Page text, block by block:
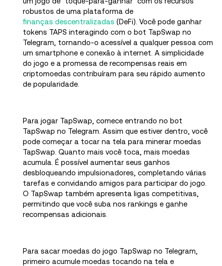
robustos de uma plataforma de
finanças descentralizadas (DeFi). Você pode ganhar
tokens TAPS interagindo com o bot TapSwap no
Telegram, tornando-o acessível a qualquer pessoa com
um smartphone e conexão à internet. A simplicidade
do jogo e a promessa de recompensas reais em
criptomoedas contribuíram para seu rápido aumento
de popularidade.
Para jogar TapSwap, comece entrando no bot
TapSwap no Telegram. Assim que estiver dentro, você
pode começar a tocar na tela para minerar moedas
TapSwap. Quanto mais você toca, mais moedas
acumula. É possível aumentar seus ganhos
desbloqueando impulsionadores, completando várias
tarefas e convidando amigos para participar do jogo.
O TapSwap também apresenta ligas competitivas,
permitindo que você suba nos rankings e ganhe
recompensas adicionais.
Para sacar moedas do jogo TapSwap no Telegram,
primeiro acumule moedas tocando na tela e